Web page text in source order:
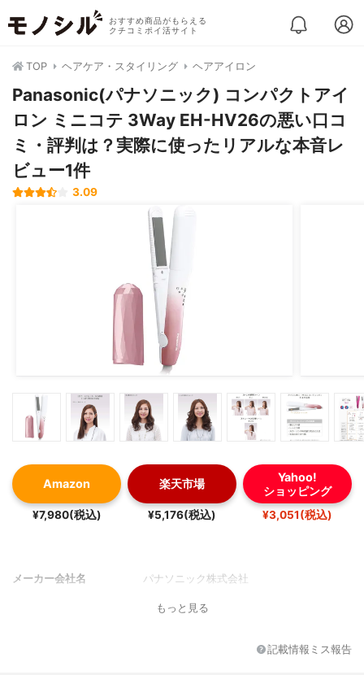
おすすめ商品がもらえる
クチコミポイ活サイト
TOP ヘアケア・スタイリング ヘアアイロン
Panasonic(パナソニック) コンパクトアイ
ロン ミニコテ 3Way EH-HV26の悪い口コ
ミ・評判は？実際に使ったリアルな本音レ
ビュー1件
3.09
Amazon
¥7,980(税込)
楽天市場
¥5,176(税込)
Yahoo!
ショッピング
¥3,051(税込)
メーカー会社名 パナソニック株式会社
もっと見る
記載情報ミス報告